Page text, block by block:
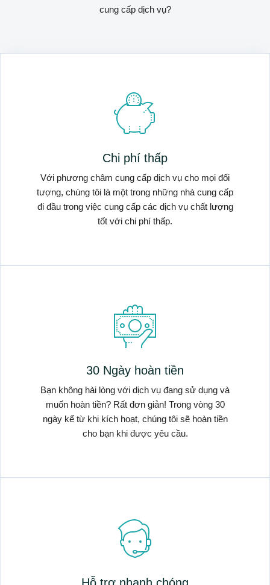
cung cấp dịch vụ?
Chi phí thấp
Với phương châm cung cấp dịch vụ cho mọi đối
tượng, chúng tôi là một trong những nhà cung cấp
đi đầu trong việc cung cấp các dịch vụ chất lượng
tốt với chi phí thấp.
30 Ngày hoàn tiền
Bạn không hài lòng với dịch vụ đang sử dụng và
muốn hoàn tiền? Rất đơn giản! Trong vòng 30
ngày kể từ khi kích hoạt, chúng tôi sẽ hoàn tiền
cho bạn khi được yêu cầu.